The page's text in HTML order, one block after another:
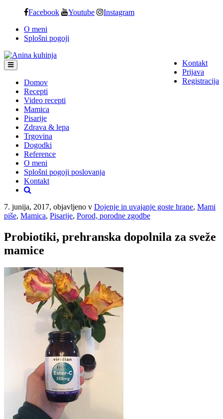
content
Facebook Youtube Instagram
O meni
Splošni pogoji
Kontakt
Prijava
Registracija
Domov
Recepti
Video recepti
Mamica
Pisarije
Zdrava & lepa
Trgovina
Dogodki
Reference
O meni
Splošni pogoji poslovanja
Kontakt
7. junija, 2017, objavljeno v Dojenje in uvajanje goste hrane, Mami
piše, Mamica, Pisarije, Porod, porodne zgodbe
Probiotiki, prehranska dopolnila za sveže
mamice